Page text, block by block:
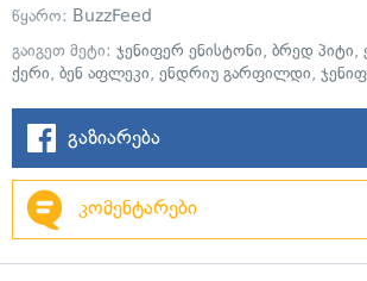
წყარო: BuzzFeed
გაიგეთ მეტი: ჯენიფერ ენისტონი, ბრედ პიტი,
ქერი, ბენ აფლეკი, ენდრიუ გარფილდი,
გაზიარება
კომენტარები